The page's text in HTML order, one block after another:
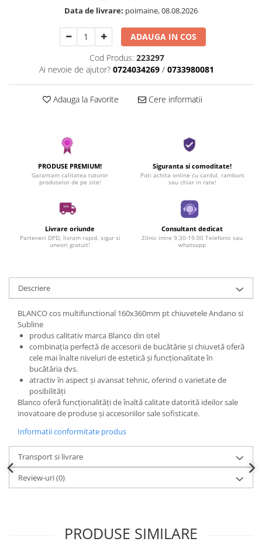
Data de livrare: poimaine, 08.08.2026
ADAUGA IN COS
Cod Produs: 223297
Ai nevoie de ajutor? 0724034269 / 0733980081
Adauga la Favorite Cere informatii
PRODUSE PREMIUM!
Garantam calitatea tuturor
produselor de pe site!
Siguranta si comoditate!
Poti achita online cu cardul, ramburs
sau chiar in rate!
Livrare oriunde
Parteneri DPD, livram rapid, sigur si
uneori gratuit!
Consultant dedicat
Zilnic intre 9.30-19.00 Telefonic sau
whatsapp
Descriere
BLANCO cos multifunctional 160x360mm pt chiuvetele Andano si
Subline
produs calitativ marca Blanco din otel
combinația perfectă de accesorii de bucătărie și chiuvetă oferă
cele mai înalte niveluri de estetică și funcționalitate în
bucătăria dvs.
atractiv în aspect și avansat tehnic, oferind o varietate de
posibilități
Blanco oferă funcționalități de înaltă calitate datorită ideilor sale
inovatoare de produse și accesoriilor sale sofisticate.
Informatii conformitate produs
Transport si livrare
Review-uri(0)
PRODUSE SIMILARE